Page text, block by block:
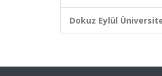
Dokuz Eylül